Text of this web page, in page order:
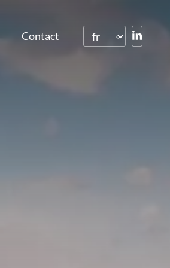
Contact